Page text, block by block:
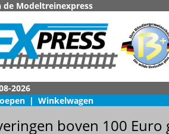
Modeltreinexpress
| Winkelwagen
boven 100